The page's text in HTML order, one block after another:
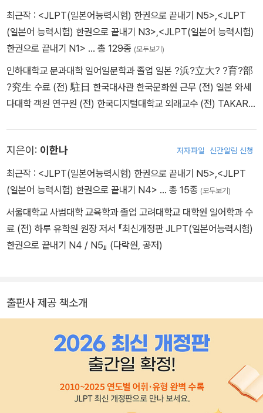
최근작 : <JLPT(일본어능력시험) 한권으로 끝내기 N5>,<JLPT
(일본어 능력시험) 한권으로 끝내기 N3>,<JLPT(일본어 능력시험)
한권으로 끝내기 N1> … 총 129종 (모두보기)
인하대학교 문과대학 일어일문학과 졸업 일본 ?浜?立大? ?育?部
?究生 수료 (전) 駐日 한국대사관 한국문화원 근무 (전) 일본 와세
다대학 객원 연구원 (전) 한국디지털대학교 외래교수 (전) TAKARA
능력시험) 한권으로 끝내기 N1/N2/N3/N4/N5』 (다락원, 공저) 등
지은이: 이한나 저자파일 신간알림 신청
최근작 : <JLPT(일본어능력시험) 한권으로 끝내기 N5>,<JLPT
(일본어 능력시험) 한권으로 끝내기 N4> … 총 15종 (모두보기)
서울대학교 사범대학 교육학과 졸업 고려대학교 대학원 일어학과 수
료 (전) 하루 유학원 원장 저서 『최신개정판 JLPT(일본어능력시험)
한권으로 끝내기 N4 / N5』 (다락원, 공저)
출판사 제공 책소개